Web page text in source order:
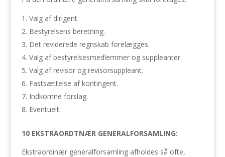
Valg af dirigent.
Bestyrelsens beretning.
Det reviderede regnskab forelægges.
Valg af bestyrelsesmedlemmer og suppleanter.
Valg af revisor og revisorsuppleant.
Fastsættelse af kontingent.
Indkomne forslag.
Eventuelt.
10 EKSTRAORDTNÆR GENERALFORSAMLING:
Ekstraordinær generalforsamling afholdes så ofte,